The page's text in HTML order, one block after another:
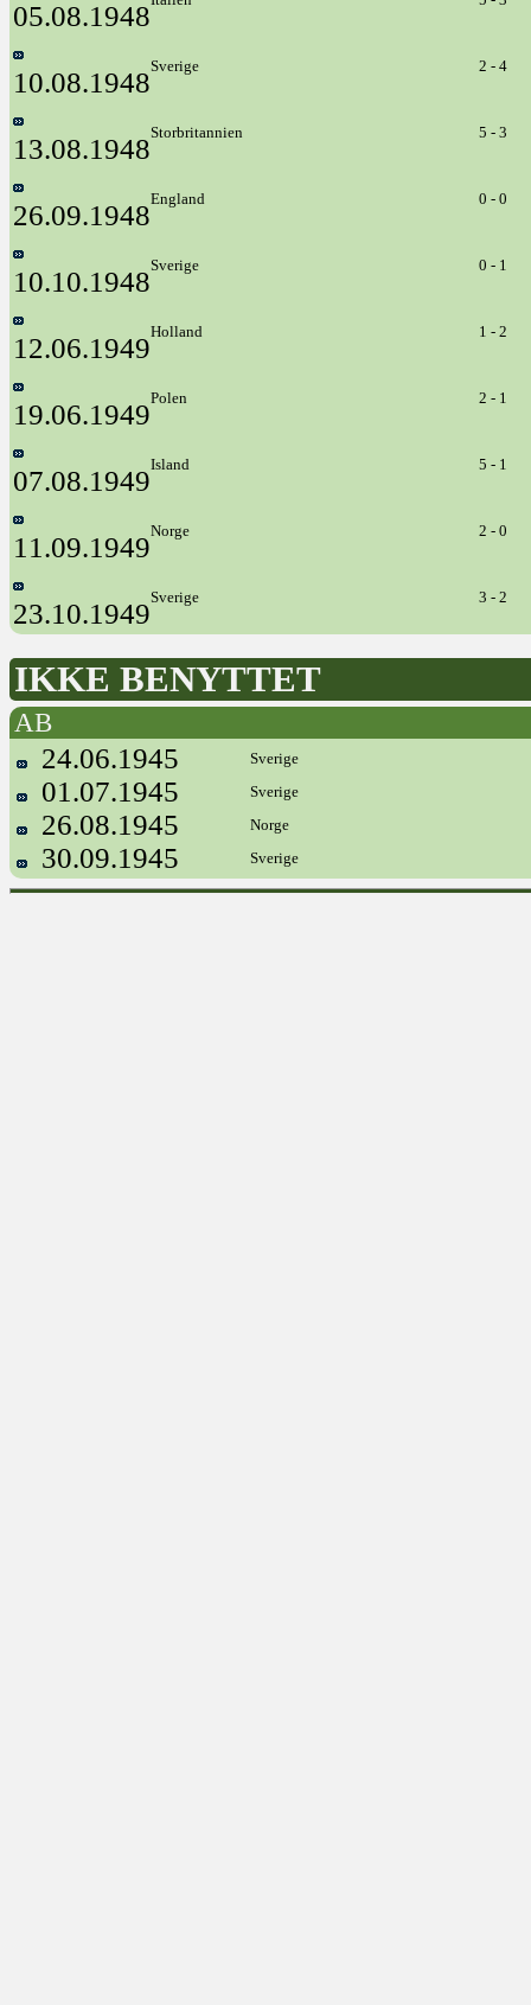
05.08.1948
10.08.1948
Sverige 2 - 4
13.08.1948
Storbritannien 5 - 3
26.09.1948
England 0 - 0
10.10.1948
Sverige 0 - 1
12.06.1949
Holland 1 - 2
19.06.1949
Polen 2 - 1
07.08.1949
Island 5 - 1
11.09.1949
Norge 2 - 0
23.10.1949
Sverige 3 - 2
IKKE BENYTTET
AB
24.06.1945 Sverige
01.07.1945 Sverige
26.08.1945 Norge
30.09.1945 Sverige